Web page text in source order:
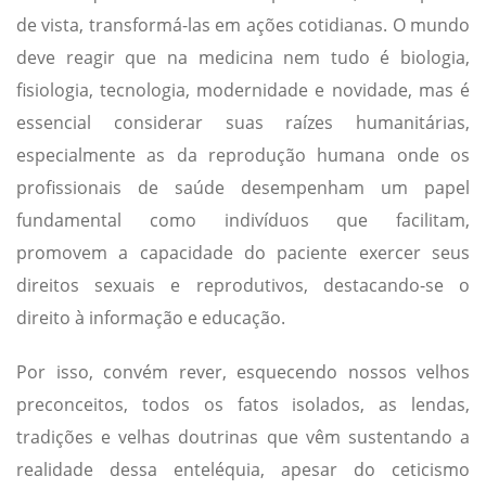
de vista, transformá-las em ações cotidianas. O mundo
deve reagir que na medicina nem tudo é biologia,
fisiologia, tecnologia, modernidade e novidade, mas é
essencial considerar suas raízes humanitárias,
especialmente as da reprodução humana onde os
profissionais de saúde desempenham um papel
fundamental como indivíduos que facilitam,
promovem a capacidade do paciente exercer seus
direitos sexuais e reprodutivos, destacando-se o
direito à informação e educação.
Por isso, convém rever, esquecendo nossos velhos
preconceitos, todos os fatos isolados, as lendas,
tradições e velhas doutrinas que vêm sustentando a
realidade dessa enteléquia, apesar do ceticismo